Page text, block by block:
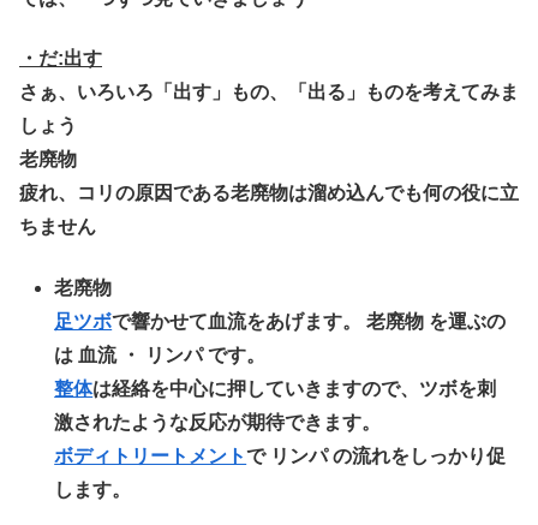
・だ:出す
さぁ、いろいろ「出す」もの、「出る」ものを考えてみま
しょう
老廃物
疲れ、コリの原因である老廃物は溜め込んでも何の役に立
ちません
老廃物
足ツボで響かせて血流をあげます。 老廃物 を運ぶの
は 血流 ・ リンパ です。
整体は経絡を中心に押していきますので、ツボを刺
激されたような反応が期待できます。
ボディトリートメントで リンパ の流れをしっかり促
します。